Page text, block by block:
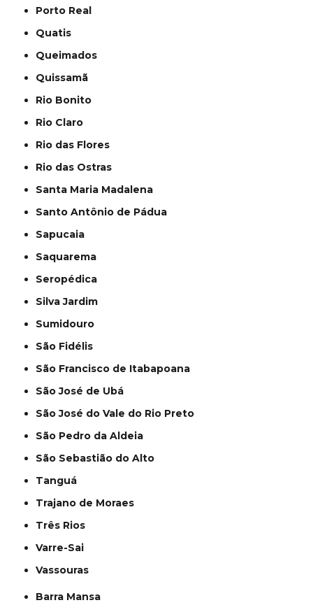
Porto Real
Quatis
Queimados
Quissamã
Rio Bonito
Rio Claro
Rio das Flores
Rio das Ostras
Santa Maria Madalena
Santo Antônio de Pádua
Sapucaia
Saquarema
Seropédica
Silva Jardim
Sumidouro
São Fidélis
São Francisco de Itabapoana
São José de Ubá
São José do Vale do Rio Preto
São Pedro da Aldeia
São Sebastião do Alto
Tanguá
Trajano de Moraes
Três Rios
Varre-Sai
Vassouras
Barra Mansa